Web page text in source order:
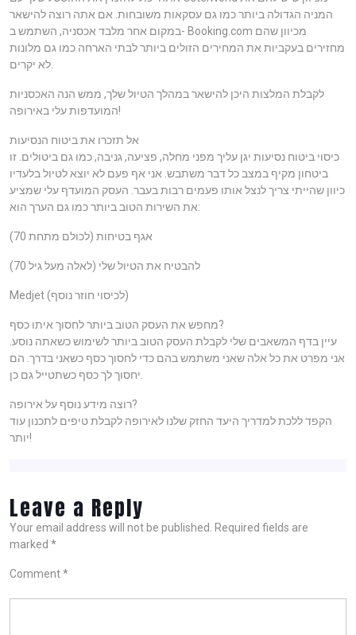
המניה הגדולה ביותר כמו גם עסקאות משובחות. אם אתה רוצה להישאר
במקום אחר מלבד אכסניה, השתמש ב- Booking.com מכיוון שהם
מחזירים בעקביות את המחירים הזולים ביותר לבתי הארחה כמו גם מלונות
לקבלת המלצות היכן להישאר במהלך הטיול שלך, ממש הנה האכסניות
המועדפות עלי באירופה!
אל תזכרו את ביטוח הנסיעות
כיסוי ביטוח נסיעות יגן עליך מפני מחלה, פציעה, גניבה, כמו גם ביטולים. זו
ביטחון מקיף במצב כל דבר משתבש. אני אף פעם לא יוצא לטיול בלעדיו
כיוון שהייתי צריך לנצל אותו פעמים רבות בעבר. העסק המועדף עלי שמציע
את השירות הטוב ביותר כמו גם הערך הוא:
אגף בטיחות (לכולם מתחת 70)
להבטיח את הטיול שלי (לאלה מעל גיל 70)
Medjet (לכיסוי חוזר נוסף)
מחפש את העסק הטוב ביותר לחסוך איתו כסף?
עיין בדף המשאבים שלי לקבלת העסק הטוב ביותר לשימוש כשאתה נוסע.
אני מפרט את כל אלה שאני משתמש בהם כדי לחסוך כסף כשאני בדרך. הם
רוצה מידע נוסף על אירופה?
הקפד ללכת למדריך היעד החזק שלנו לאירופה לקבלת טיפים לתכנון עוד
יותר!
Leave a Reply
Your email address will not be published.
Required fields are
marked *
Comment*